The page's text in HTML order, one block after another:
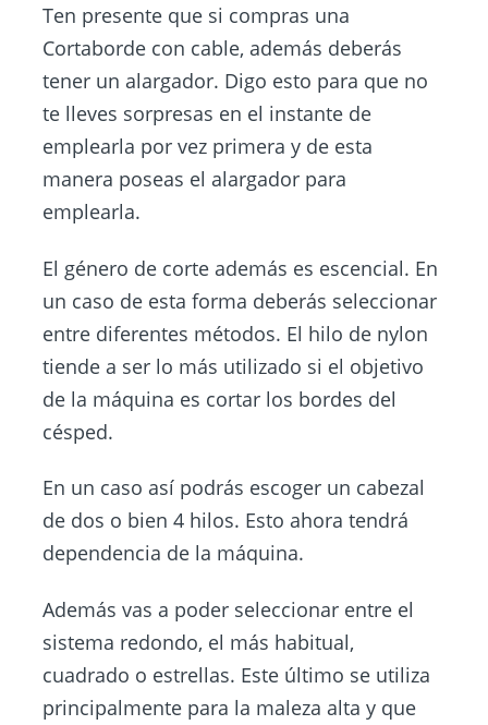
Ten presente que si compras una
Cortaborde con cable, además deberás
tener un alargador. Digo esto para que no
te lleves sorpresas en el instante de
emplearla por vez primera y de esta
manera poseas el alargador para
emplearla.
El género de corte además es escencial. En
un caso de esta forma deberás seleccionar
entre diferentes métodos. El hilo de nylon
tiende a ser lo más utilizado si el objetivo
de la máquina es cortar los bordes del
césped.
En un caso así podrás escoger un cabezal
de dos o bien 4 hilos. Esto ahora tendrá
dependencia de la máquina.
Además vas a poder seleccionar entre el
sistema redondo, el más habitual,
cuadrado o estrellas. Este último se utiliza
principalmente para la maleza alta y que